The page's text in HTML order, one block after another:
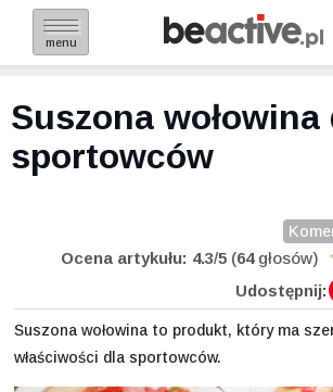
menu
Suszona wołowina
sportowców
Ocena artykułu: 4.3/5 (64głosów)
Udostępnij:
Suszona wołowina to produkt, który ma
właściwości dla sportowców.